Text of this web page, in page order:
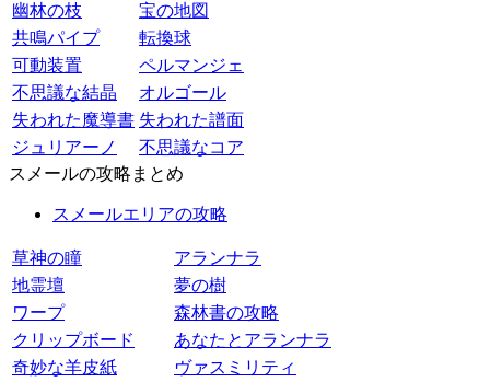
幽林の枝
宝の地図
共鳴パイプ
転換球
可動装置
ペルマンジェ
不思議な結晶
オルゴール
失われた魔導書 失われた譜面
ジュリアーノ
不思議なコア
スメールの攻略まとめ
スメールエリアの攻略
草神の瞳
アランナラ
地霊壇
夢の樹
ワープ
森林書の攻略
クリップボード
あなたとアランナラ
奇妙な羊皮紙
ヴァスミリティ